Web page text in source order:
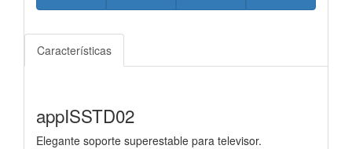
Características
appISSTD02
Elegante soporte superestable para televisor.